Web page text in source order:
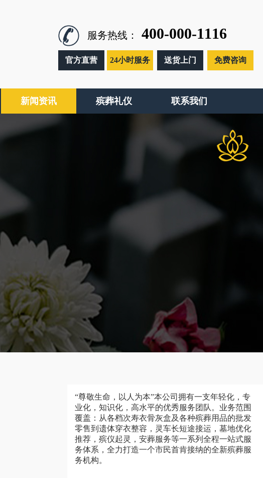
服务热线： 400-000-1116
官方直营 24小时服务 送货上门 免费咨询
新闻资讯 殡葬礼仪 联系我们
“尊敬生命，以人为本”本公司拥有一支年轻化，专
业化，知识化，高水平的优秀服务团队。业务范围
覆盖：从各档次寿衣骨灰盒及各种殡葬用品的批发
零售到遗体穿衣整容，灵车长短途接运，墓地优化
推荐，殡仪起灵，安葬服务等一系列全程一站式服
务体系，全力打造一个市民首肯接纳的全新殡葬服
务机构。